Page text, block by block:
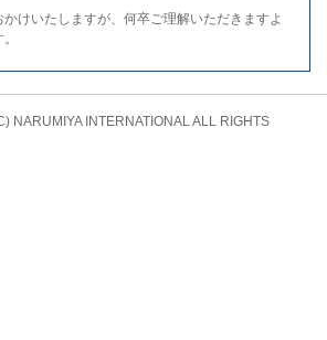
けいたしますが、何卒ご理解いただきますよ